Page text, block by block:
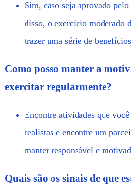
Sim, caso seja aprovado
disso, o exercício moderado
trazer uma série de
Como posso manter a
exercitar regularmente?
Encontre atividades que
realistas e encontre um
manter responsável e
Quais são os sinais de que